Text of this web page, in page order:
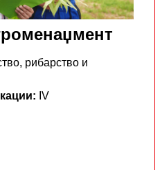
рибарство и
IV